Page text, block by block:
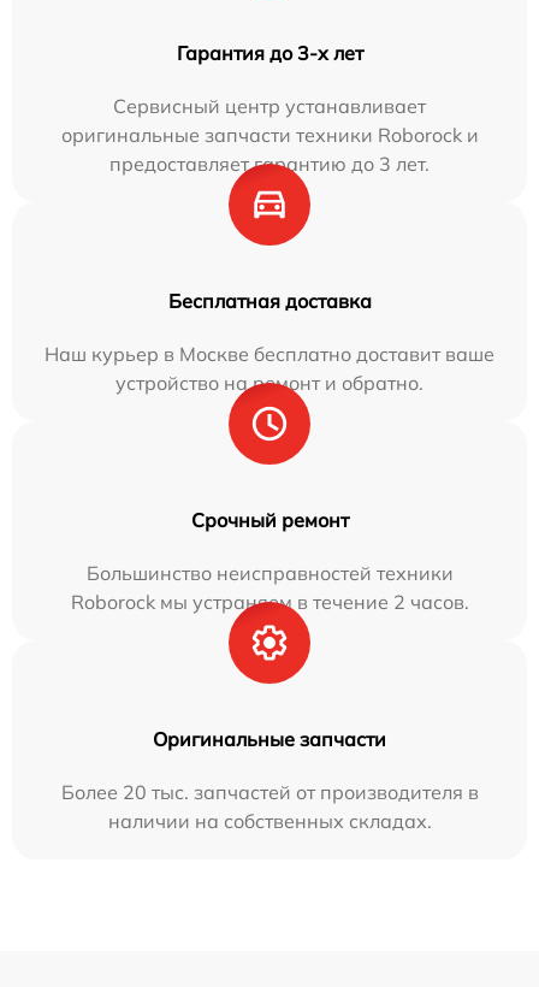
Гарантия до 3-х лет
Сервисный центр устанавливает
оригинальные запчасти техники Roborock и
предоставляет гарантию до 3 лет.
Бесплатная доставка
Наш курьер в Москве бесплатно доставит ваше
устройство на ремонт и обратно.
Срочный ремонт
Большинство неисправностей техники
Roborock мы устраняем в течение 2 часов.
Оригинальные запчасти
Более 20 тыс. запчастей от производителя в
наличии на собственных складах.